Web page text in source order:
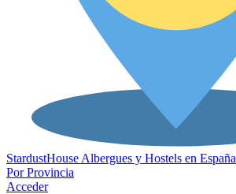
StardustHouse Albergues y Hostels en España
Por Provincia
Acceder